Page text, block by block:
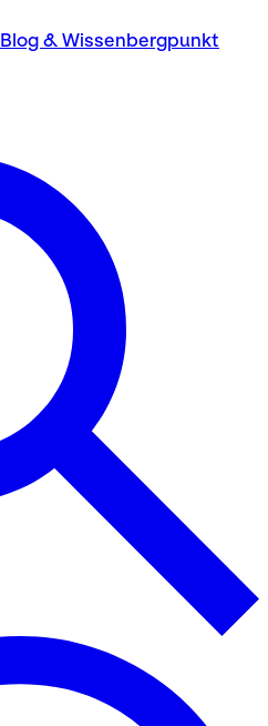
Blog & Wissenbergpunkt